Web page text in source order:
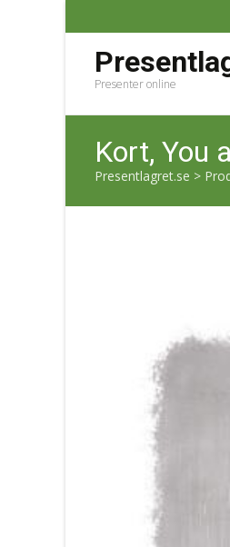
Presenter online
Kort, You
Presentlagret.se >